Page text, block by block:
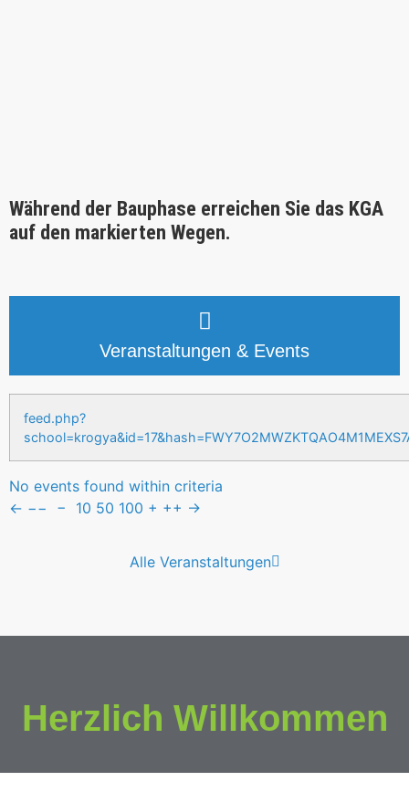
Während der Bauphase erreichen Sie das KGA
auf den markierten Wegen.
Veranstaltungen & Events
feed.php?
No events found within criteria
← −− − 10 50 100 + ++ →
Alle Veranstaltungen
Herzlich Willkommen